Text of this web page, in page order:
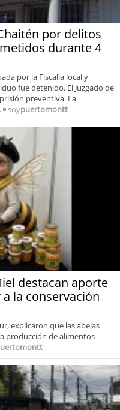
por delitos
durante 4
por la Fiscalía local y
fue detenido. El Juzgado de
preventiva. La
soypuertomontt
destacan aporte
la conservación
explicaron que las abejas
producción de alimentos